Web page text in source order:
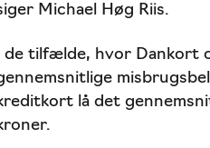
Michael Høg Riis.
I de tilfælde, hvor Dankort
lå det